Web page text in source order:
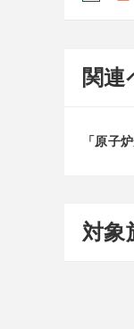
関連
「原子
対象